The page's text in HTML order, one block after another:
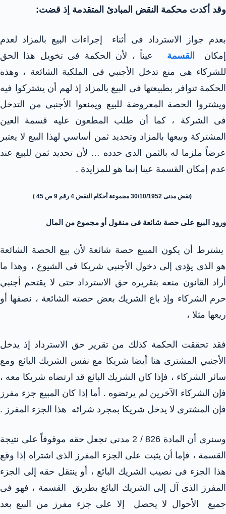
وقد أكدت محكمة النقض المبادئ المتقدمة إذ قضت:
بعدم جواز الاسترداد فى أثناء إجراءات البيع بالمزاد لعدم
إمكان
القسمة
عيناً ، لأن الحكمة فى تخويل هذا الحق
للشركاء هى منع تدخل الأجنبي فى الملكية الشائعة ، وهذه
الحكمة تتوافر بطبيعتها فى البيع بالمزاد إذ لهم أن يشتركوا فيه
ويشتروا الحصة المعروضة للبيع ويمنعوا الأجنبي من التدخل
فى الشركة ، كما أن طلب المطعون عليه قسمة العين
المشتركة وبيعها بالمزاد وتحديد ثمن أساسي لهذا البيع لا يعتبر
عرضاً ملزما له بالثمن الذى حدده … لأن تحديد ثمن للبيع عند
عدم إمكان القسمة عينا إنما هو للمزايدة .
(نقض مدنى 30/10/1952 مجموعة أحكام النقض 4 رقم 9 ص 45 )
ورود البيع على حصة شائعة فى منقول أو مجموع من المال
يشترط أن يكون المبيع حصة شائعة لأن بيع الحصة الشائعة
هو الذى يؤدى إلى دخول الأجنبي شريكا فى الشيوع ، وهذا ما
أراد القانون منعه بتقريره حق الاسترداد حتى لا يقتحم أجنبي
حرم الشركاء وإذ باع الشريك بعض حصته الشائعة ، نصفها أو
ريعها مثلا ،
فقد تحققت الحكمة كذلك من تقرير حق الاسترداد إذ يدخل
الأجنبي المشترى هنا أيضا شريكا مع نفس الشريك البائع ومع
سائر الشركاء ، فإذا كان الشريك البائع قد ارتضاه شريكا معه ،
فإن الشركاء الآخرين لم يرتضوه . أما إذا كان المبيع جزء مفرز
فإن المشترى لا يدخل شريكا بمجرد شرائه هذا الجزء المفرز .
وسنرى أن المادة 826 / 2 مدنى تجعل حقه موقوفاً على نتيجة
القسمة ، فإما أن يثبت على الجزء المفرز الذى اشتراه إذا وقع
هذا الجزء فى نصيب الشريك البائع ، أو ينتقل حقه إلى الجزء
المفرز الذى آل إلى الشريك البائع بطريق القسمة ، فهو فى
جميع الأحوال لا يحصل إلا على جزء مفرز من البيع بعد